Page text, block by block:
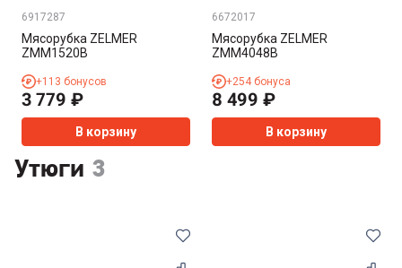
6917287
Мясорубка ZELMER
ZMM1520B
+113 бонусов
3 779 ₽
В корзину
6672017
Мясорубка ZELMER
ZMM4048B
+254 бонуса
8 499 ₽
В корзину
Утюги 3